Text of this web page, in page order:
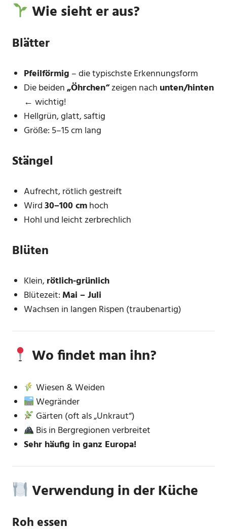
Wie sieht er aus?
Blätter
Pfeilförmig – die typischste Erkennungsform
Die beiden„Öhrchen“zeigen nach unten/hinten
← wichtig!
Hellgrün, glatt, saftig
Größe: 5–15 cm lang
Stängel
Aufrecht, rötlich gestreift
Wird30–100 cmhoch
Hohl und leicht zerbrechlich
Blüten
Klein,rötlich-grünlich
Blütezeit: Mai – Juli
Wachsen in langen Rispen (traubenartig)
Wo findet man ihn?
Wiesen & Weiden
Wegränder
Gärten (oft als „Unkraut“)
Bis in Bergregionen verbreitet
Sehr häufig in ganz Europa!
Verwendung in der Küche
Roh essen